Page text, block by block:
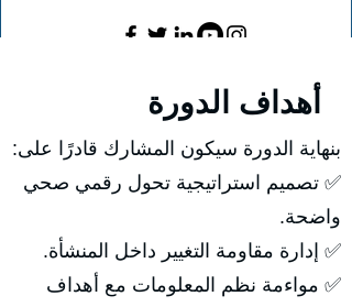
بنهاية الدورة سيكون المشارك قادرًا على:
✅ تصميم استراتيجية تحول رقمي صحي
واضحة.
✅ إدارة مقاومة التغيير داخل المنشأة.
✅ مواءمة نظم المعلومات مع أهداف